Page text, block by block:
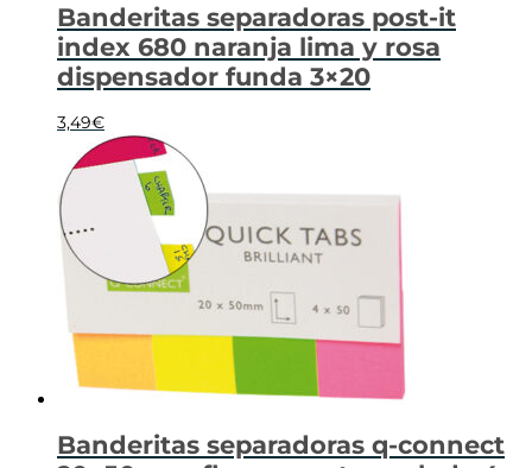
Banderitas separadoras post-it
index 680 naranja lima y rosa
dispensador funda 3×20
3,49€
Banderitas separadoras q-connect